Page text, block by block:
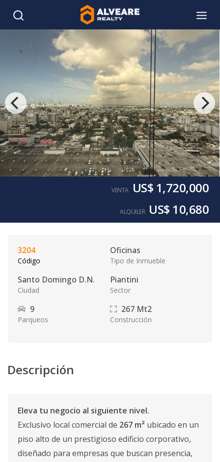
VENTA US$ 1,720,000
ALQUILER US$ 10,680
3204
Código
Oficinas
Tipo de Inmueble
Santo Domingo D.N.
Ciudad
Piantini
Sector
9
Parqueos
267 Mt2
Construcción
Descripción
Eleva tu negocio al siguiente nivel.
Exclusivo local comercial de 267 m² ubicado en un
piso alto de un prestigioso edificio corporativo,
diseñado para empresas que buscan presencia,